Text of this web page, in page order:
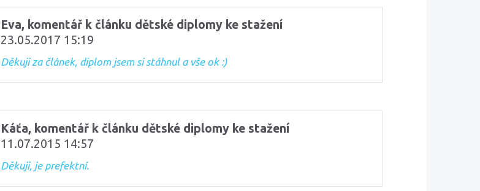
Eva, komentář k článku dětské diplomy ke stažení
23.05.2017 15:19
Děkuji za článek, diplom jsem si stáhnul a vše ok :)
Káťa, komentář k článku dětské diplomy ke stažení
11.07.2015 14:57
Děkuji, je prefektní.